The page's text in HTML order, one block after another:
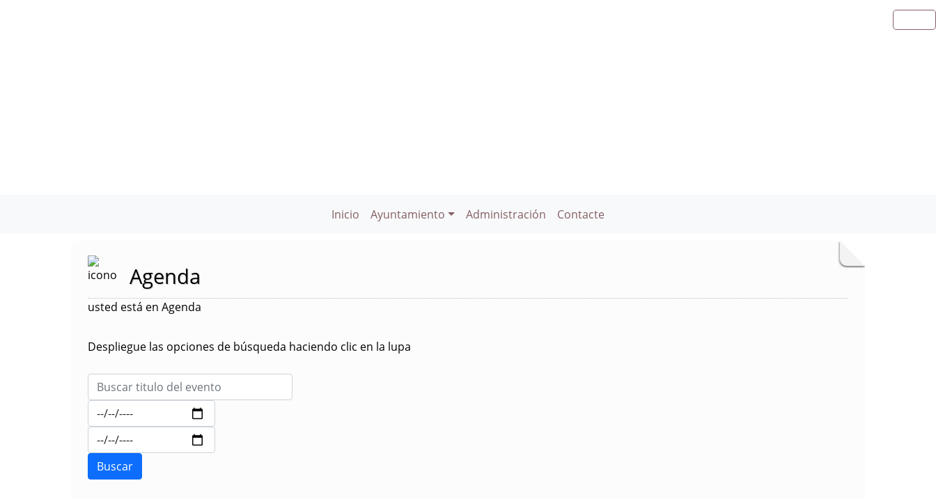
Inicio Ayuntamiento Administración Contacte
Agenda
usted está en Agenda
Despliegue las opciones de búsqueda haciendo clic en la lupa